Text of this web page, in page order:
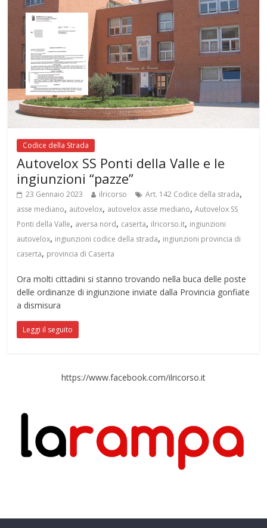
Codice della Strada
Autovelox SS Ponti della Valle e le
ingiunzioni “pazze”
23 Gennaio 2023 ilricorso Art. 142 Codice della strada,
asse mediano, autovelox, autovelox asse mediano,Autovelox SS
Ponti della Valle, aversa nord, caserta, ilricorso.it, ingiunzioni
autovelox, ingiunzioni codice della strada, ingiunzioni provincia di
caserta, provincia di Caserta
Ora molti cittadini si stanno trovando nella buca delle poste
delle ordinanze di ingiunzione inviate dalla Provincia gonfiate
a dismisura
Leggi il seguito
https://www.facebook.com/ilricorso.it